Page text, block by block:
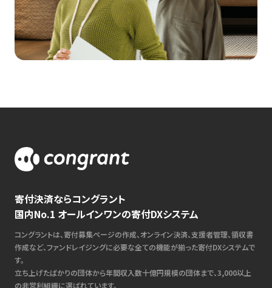
寄付決済ならコングラント
国内No.1 オールインワンの寄付DXシステム
コングラントは、寄付募集ページの作成、オンライン決済、支援者管理、領収書
作成など、ファンドレイジングに必要な全ての機能が揃った寄付DXシステムで
す。
立ち上げたばかりの団体から年間収入数十億円規模の団体まで、3,000以上
の非営利組織に選ばれています。